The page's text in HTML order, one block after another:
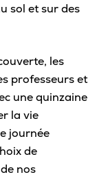
sol et sur des
les
professeurs et
une quinzaine
la vie
journée
de
nos